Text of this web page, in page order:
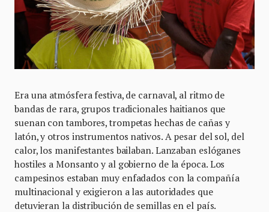
Era una atmósfera festiva, de carnaval, al ritmo de
bandas de rara, grupos tradicionales haitianos que
suenan con tambores, trompetas hechas de cañas y
latón, y otros instrumentos nativos. A pesar del sol, del
calor, los manifestantes bailaban. Lanzaban eslóganes
hostiles a Monsanto y al gobierno de la época. Los
campesinos estaban muy enfadados con la compañía
multinacional y exigieron a las autoridades que
detuvieran la distribución de semillas en el país.